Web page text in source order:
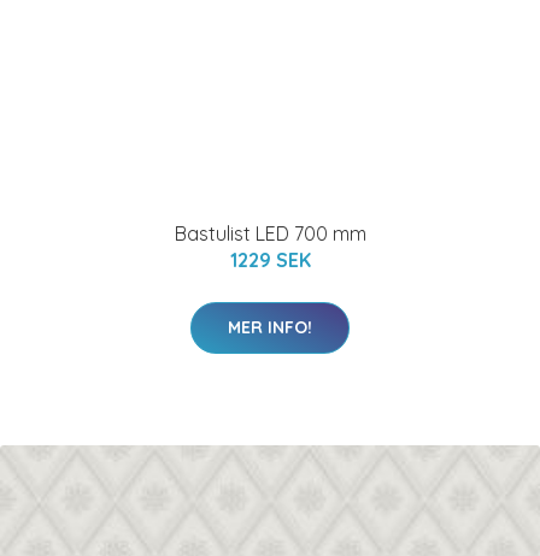
Bastulist LED 700 mm
1229 SEK
MER INFO!